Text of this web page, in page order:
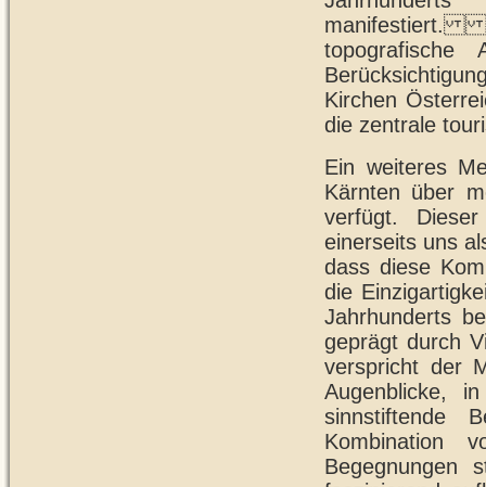
manifestiert.
topografische
Kirchen
die zentrale
Ein weiteres
Kärnten über
verfügt.
einerseits uns
dass diese
die
Jahrhunderts
geprägt durch
verspricht der
Augenblicke,
sinnstiftende
Kombination
Begegnungen